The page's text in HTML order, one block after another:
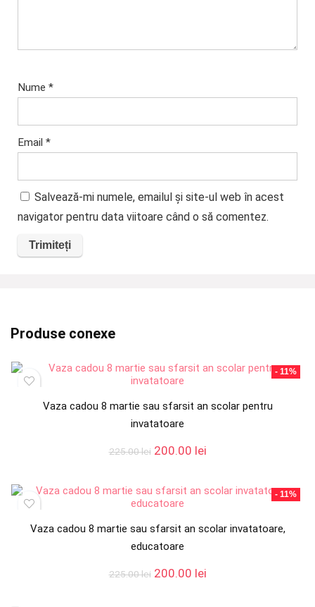
Nume *
Email *
Salvează-mi numele, emailul și site-ul web în acest
navigator pentru data viitoare când o să comentez.
Produse conexe
- 11%
Vaza cadou 8 martie sau sfarsit an scolar pentru
invatatoare
225.00lei Prețul
fost:
225.00 lei.
200.00 leiPrețul
200.00 lei.
- 11%
Vaza cadou 8 martie sau sfarsit an scolar invatatoare,
educatoare
225.00lei Prețul
200.00 leiPrețul